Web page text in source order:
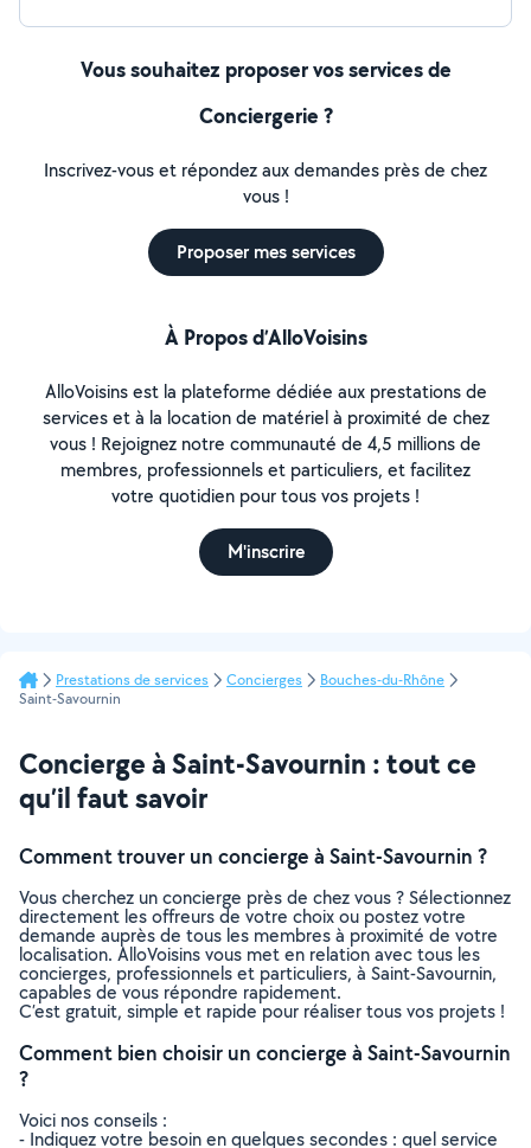
Vous souhaitez proposer vos services de
Conciergerie ?
Inscrivez-vous et répondez aux demandes près de chez
vous !
Proposer mes services
À Propos d’AlloVoisins
AlloVoisins est la plateforme dédiée aux prestations de
services et à la location de matériel à proximité de chez
vous ! Rejoignez notre communauté de 4,5 millions de
membres, professionnels et particuliers, et facilitez
votre quotidien pour tous vos projets !
M'inscrire
Prestations de services Concierges
Bouches-du-Rhône
Saint-Savournin
Concierge à Saint-Savournin : tout ce
qu’il faut savoir
Comment trouver un concierge à Saint-Savournin ?
Vous cherchez un concierge près de chez vous ? Sélectionnez
directement les offreurs de votre choix ou postez votre
demande auprès de tous les membres à proximité de votre
localisation. AlloVoisins vous met en relation avec tous les
concierges, professionnels et particuliers, à Saint-Savournin,
capables de vous répondre rapidement.
C’est gratuit, simple et rapide pour réaliser tous vos projets !
Comment bien choisir un concierge à Saint-Savournin
?
Voici nos conseils :
- Indiquez votre besoin en quelques secondes : quel service